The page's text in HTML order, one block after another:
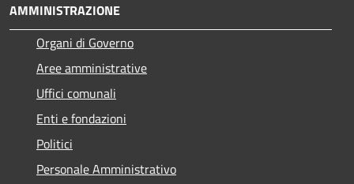
AMMINISTRAZIONE
Organi di Governo
Aree amministrative
Uffici comunali
Enti e fondazioni
Politici
Personale Amministrativo